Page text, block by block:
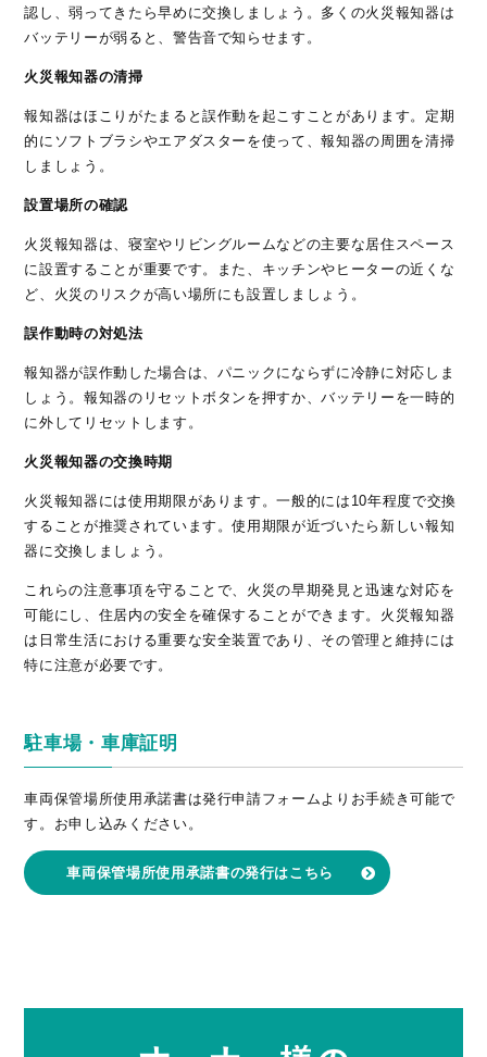
認し、弱ってきたら早めに交換しましょう。多くの火災報知器は
バッテリーが弱ると、警告音で知らせます。
火災報知器の清掃
報知器はほこりがたまると誤作動を起こすことがあります。定期
的にソフトブラシやエアダスターを使って、報知器の周囲を清掃
しましょう。
設置場所の確認
火災報知器は、寝室やリビングルームなどの主要な居住スペース
に設置することが重要です。また、キッチンやヒーターの近くな
ど、火災のリスクが高い場所にも設置しましょう。
誤作動時の対処法
報知器が誤作動した場合は、パニックにならずに冷静に対応しま
しょう。報知器のリセットボタンを押すか、バッテリーを一時的
に外してリセットします。
火災報知器の交換時期
火災報知器には使用期限があります。一般的には10年程度で交換
することが推奨されています。使用期限が近づいたら新しい報知
器に交換しましょう。
これらの注意事項を守ることで、火災の早期発見と迅速な対応を
可能にし、住居内の安全を確保することができます。火災報知器
は日常生活における重要な安全装置であり、その管理と維持には
特に注意が必要です。
駐車場・車庫証明
車両保管場所使用承諾書は発行申請フォームよりお手続き可能で
す。お申し込みください。
車両保管場所使用承諾書の発行はこちら